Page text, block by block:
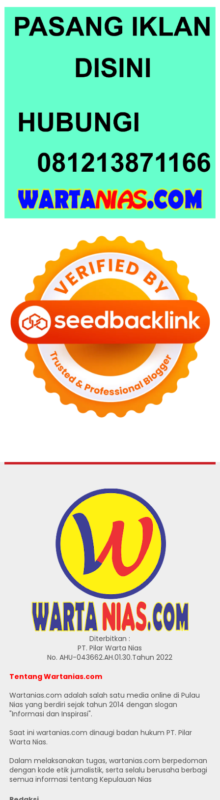
Diterbitkan :
PT. Pilar Warta Nias
No. AHU-043662.AH.01.30.Tahun 2022
Tentang Wartanias.com
Wartanias.com adalah salah satu media online di Pulau
Nias yang berdiri sejak tahun 2014 dengan slogan
"Informasi dan Inspirasi".
Saat ini wartanias.com dinaugi badan hukum PT. Pilar
Warta Nias.
Dalam melaksanakan tugas, wartanias.com berpedoman
dengan kode etik jurnalistik, serta selalu berusaha berbagi
semua informasi tentang Kepulauan Nias